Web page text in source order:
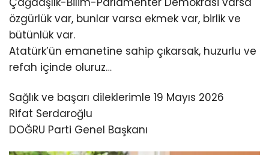
özgürlük var, bunlar varsa ekmek var, birlik ve
bütünlük var.
Atatürk’ün emanetine sahip çıkarsak, huzurlu ve
refah içinde oluruz…
Sağlık ve başarı dileklerimle 19 Mayıs 2026
Rifat Serdaroğlu
DOĞRU Parti Genel Başkanı